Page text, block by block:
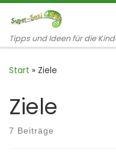
Zum Inhalt springen
Tipps und Ideen für die
Start » Ziele
Ziele
7 Beiträge